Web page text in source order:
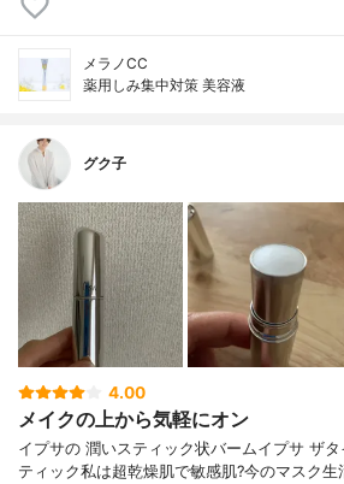
メラノCC
薬用しみ集中対策 美容液
グク子
4.00
メイクの上から気軽にオン
イプサの 潤いスティック状バームイプサ ザ
ティック私は超乾燥肌で敏感肌?今のマスク